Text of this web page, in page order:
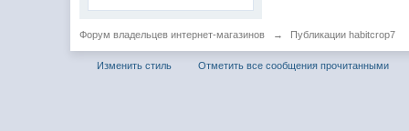
Форум владельцев интернет-магазинов → Публикации habitcrop7
Изменить стиль Отметить все сообщения прочитанными